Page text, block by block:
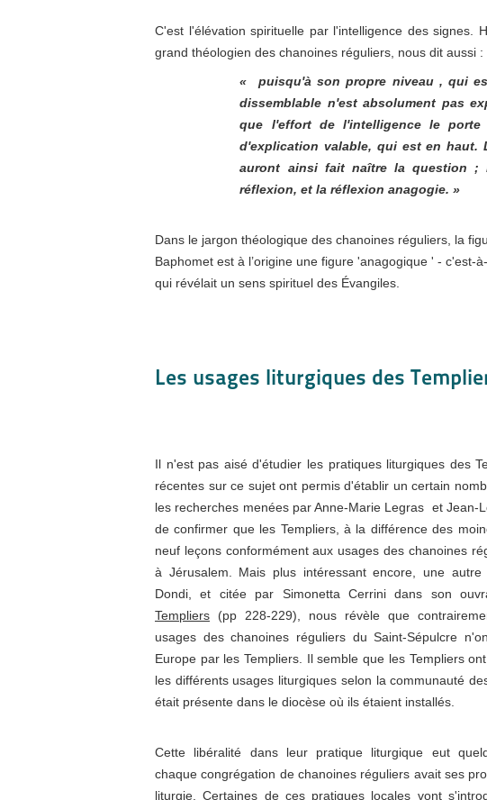
C'est l'élévation spirituelle par l'intelligence des signes.
grand théologien des chanoines réguliers, nous dit aussi :
« puisqu'à son propre niveau , qui
dissemblable n'est absolument pas
que l'effort de l'intelligence le
d'explication valable, qui est en haut.
auront ainsi fait naître la question ;
réflexion, et la réflexion anagogie. »
Dans le jargon théologique des chanoines réguliers, la
Baphomet est à l’origine une figure 'anagogique ' - c'est-
qui révélait un sens spirituel des Évangiles.
Les usages liturgiques des
Il n'est pas aisé d'étudier les pratiques liturgiques des
récentes sur ce sujet ont permis d'établir un certain
les recherches menées par Anne-Marie Legras et Jean-
de confirmer que les Templiers, à la différence des
neuf leçons conformément aux usages des chanoines
à Jérusalem. Mais plus intéressant encore, une
Dondi, et citée par Simonetta Cerrini dans son
Templiers (pp 228-229), nous révèle que
usages des chanoines réguliers du Saint-Sépulcre
Europe par les Templiers. Il semble que les Templiers
les différents usages liturgiques selon la communauté
était présente dans le diocèse où ils étaient installés.
Cette libéralité dans leur pratique liturgique eut
chaque congrégation de chanoines réguliers avait ses
liturgie. Certaines de ces pratiques locales vont